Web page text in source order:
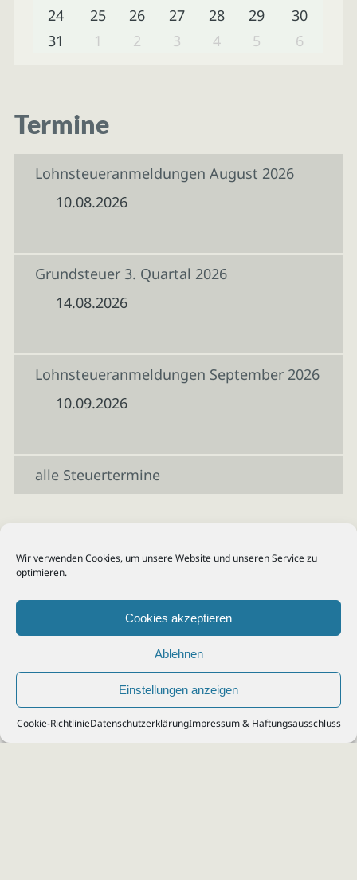
Wir verwenden Cookies, um unsere Website und unseren Service zu
optimieren.
Cookies akzeptieren
Ablehnen
Einstellungen anzeigen
Cookie-RichtlinieDatenschutzerklärungImpressum & Haftungsausschluss
24
25 26 27 28 29
30
31
1 2 3 4 5 6
Termine
Lohnsteueranmeldungen August 2026
10.08.2026
Grundsteuer 3. Quartal 2026
14.08.2026
Lohnsteueranmeldungen September 2026
10.09.2026
alle Steuertermine
© 2026Steuerberater Kempf, Köln - Steuerberatung Poll, Porz, Deutz, Mülheim,